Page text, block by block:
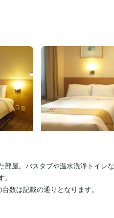
屋。バスタブや温水洗浄トイレ
。
数は記載の通りとなります。